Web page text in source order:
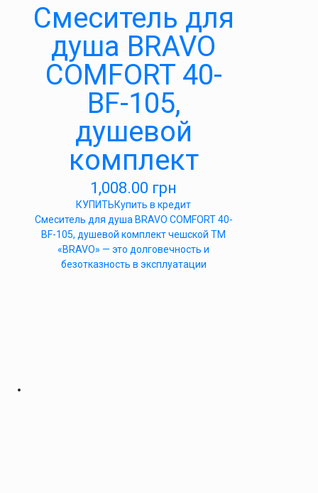
Cмеситель для
душа BRAVO
COMFORT 40-
BF-105,
душевой
комплект
1,008.00 грн
КУПИТЬКупить в кредит
Cмеситель для душа BRAVO COMFORT 40-
BF-105, душевой комплект чешской ТМ
«BRAVO» — это долговечность и
безотказность в эксплуатации